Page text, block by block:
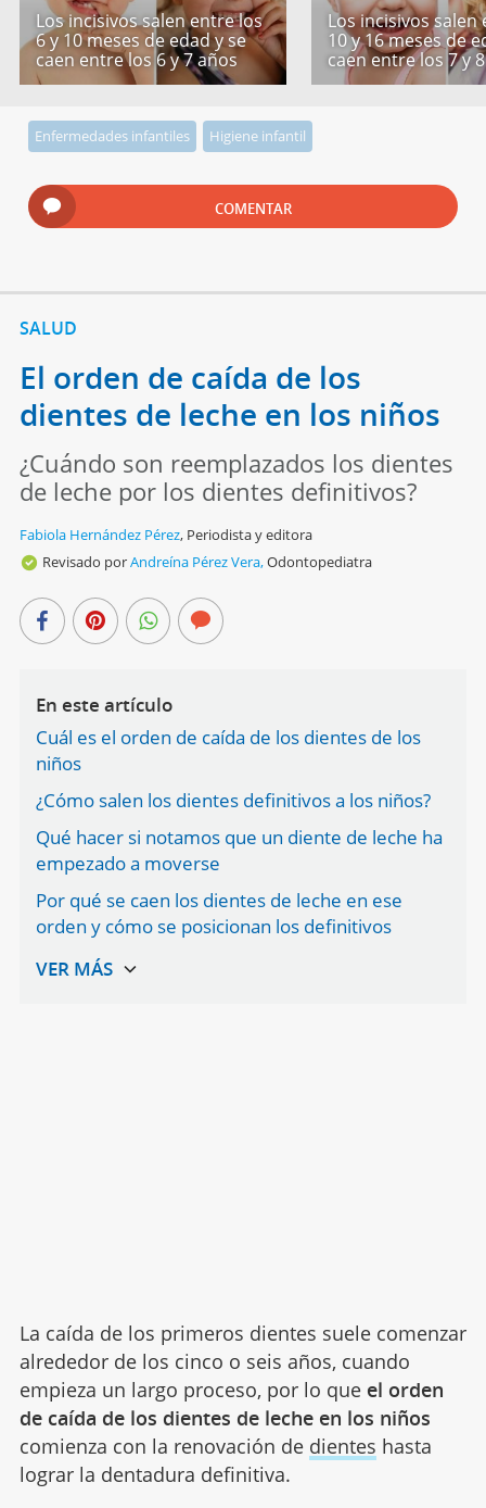
Los incisivos salen entre los
6 y 10 meses de edad y se
caen entre los 6 y 7 años
Los incisivos salen
10 y 16 meses de
caen entre los 7 y
Enfermedades infantiles Higiene infantil
COMENTAR
SALUD
El orden de caída de los
dientes de leche en los niños
¿Cuándo son reemplazados los dientes
de leche por los dientes definitivos?
Fabiola Hernández Pérez, Periodista y editora
Revisado porAndreína Pérez Vera,Odontopediatra
En este artículo
Cuál es el orden de caída de los dientes de los
niños
¿Cómo salen los dientes definitivos a los niños?
Qué hacer si notamos que un diente de leche ha
empezado a moverse
Por qué se caen los dientes de leche en ese
orden y cómo se posicionan los definitivos
La caída de los primeros dientes suele comenzar
alrededor de los cinco o seis años, cuando
empieza un largo proceso, por lo que el orden
de caída de los dientes de leche en los niños
comienza con la renovación de dientes hasta
lograr la dentadura definitiva.